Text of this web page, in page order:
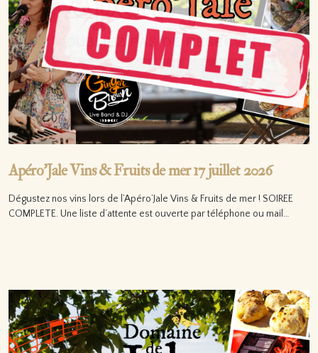
Apéro’Jale Vins & Fruits de mer 17 juillet 2026
Dégustez nos vins lors de l’Apéro’Jale Vins & Fruits de mer ! SOIREE
COMPLETE. Une liste d’attente est ouverte par téléphone ou mail…